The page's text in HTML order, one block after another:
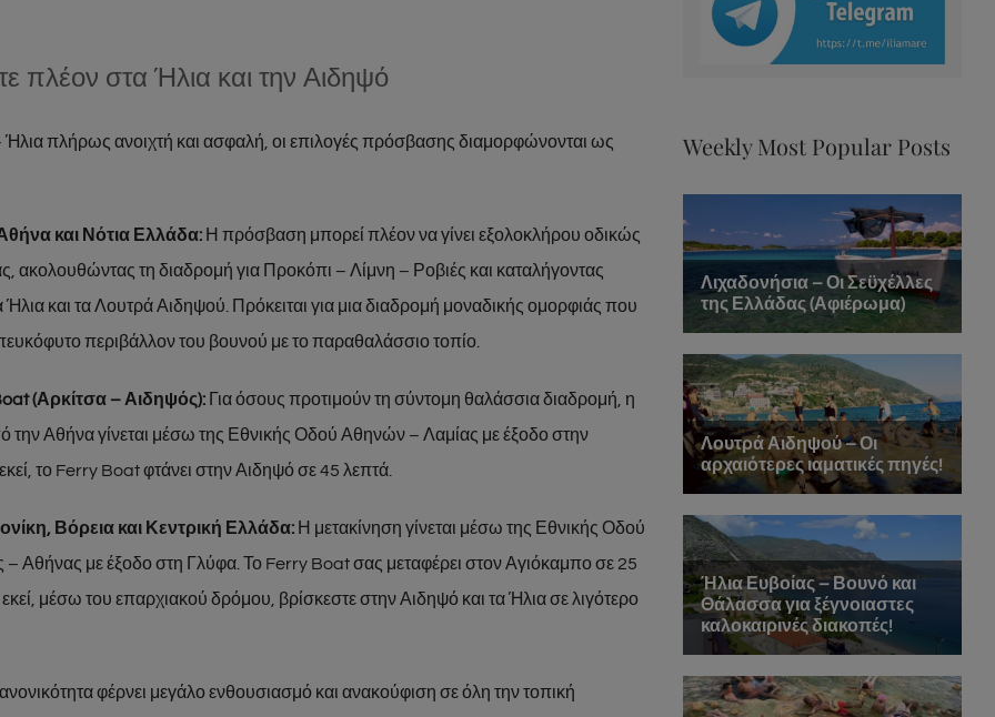
πλέον στα Ήλια και την Αιδηψό
Ήλια πλήρως ανοιχτή και ασφαλή, οι επιλογές πρόσβασης διαμορφώνονται ως
και Νότια Ελλάδα:Η πρόσβαση μπορεί πλέον να γίνει εξολοκλήρου οδικώς
ακολουθώντας τη διαδρομή για Προκόπι – Λίμνη – Ροβιές και καταλήγοντας
Ήλια και τα Λουτρά Αιδηψού. Πρόκειται για μια διαδρομή μοναδικής ομορφιάς που
περιβάλλον του βουνού με το παραθαλάσσιο τοπίο.
(Αρκίτσα – Αιδηψός):Για όσους προτιμούν τη σύντομη θαλάσσια διαδρομή, η
Αθήνα γίνεται μέσω της Εθνικής Οδού Αθηνών – Λαμίας με έξοδο στην
το Ferry Boat φτάνει στην Αιδηψό σε 45 λεπτά.
Βόρεια και Κεντρική Ελλάδα:Η μετακίνηση γίνεται μέσω της Εθνικής Οδού
– Αθήνας με έξοδο στη Γλύφα. Το Ferry Boat σας μεταφέρει στον Αγιόκαμπο σε 25
μέσω του επαρχιακού δρόμου, βρίσκεστε στην Αιδηψό και τα Ήλια σε λιγότερο
φέρνει μεγάλο ενθουσιασμό και ανακούφιση σε όλη την τοπική
Weekly Most Popular Posts